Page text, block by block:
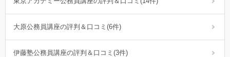
大原公務員講座の評判＆口コミ(6件)
伊藤塾公務員講座の評判＆口コミ(3件)